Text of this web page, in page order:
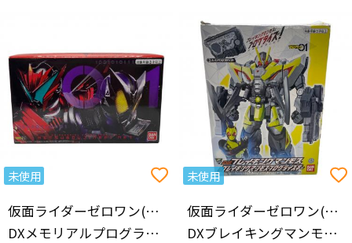
未使用
仮面ライダーゼロワン(カメンライダーゼロワン)
DXメモリアルプログライズキー滅亡迅雷 仮面ライダー
未使用
仮面ライダーゼロワン(カメンライダーゼロワン)
DXブレイキングマンモス＆ブレイキングマンモスプログライズキー Bマンモス&BマンモスPK 男の子おもちゃ